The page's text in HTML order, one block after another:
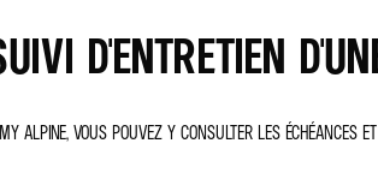
D'ENTRETIEN
ALPINE, VOUS POUVEZ Y CONSULTER LES ÉCHÉANCES